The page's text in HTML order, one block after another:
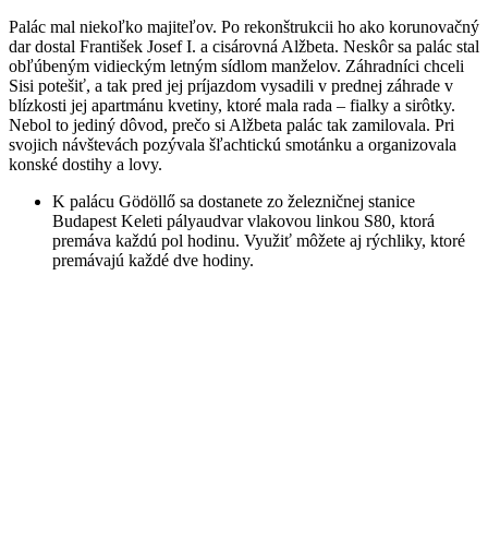
Palác mal niekoľko majiteľov. Po rekonštrukcii ho ako korunovačný
dar dostal František Josef I. a cisárovná Alžbeta. Neskôr sa palác stal
obľúbeným vidieckým letným sídlom manželov. Záhradníci chceli
Sisi potešiť, a tak pred jej príjazdom vysadili v prednej záhrade v
blízkosti jej apartmánu kvetiny, ktoré mala rada – fialky a sirôtky.
Nebol to jediný dôvod, prečo si Alžbeta palác tak zamilovala. Pri
svojich návštevách pozývala šľachtickú smotánku a organizovala
konské dostihy a lovy.
K palácu Gödöllő sa dostanete zo železničnej stanice
Budapest Keleti pályaudvar vlakovou linkou S80, ktorá
premáva každú pol hodinu. Využiť môžete aj rýchliky, ktoré
premávajú každé dve hodiny.